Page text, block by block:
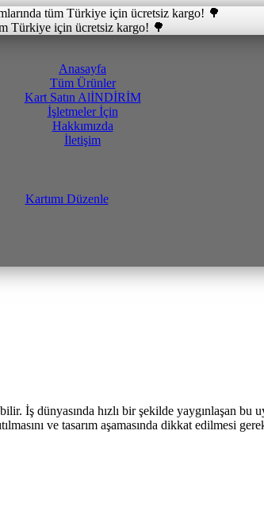
tüm Türkiye için ücretsiz kargo! 🌳
Türkiye için ücretsiz kargo! 🌳
Anasayfa
Tüm Ürünler
Kart Satın AlİNDİRİM
İşletmeler İçin
Hakkımızda
İletişim
Kartımı Düzenle
İş dünyasında hızlı bir şekilde yaygınlaşan bu
ve tasarım aşamasında dikkat edilmesi